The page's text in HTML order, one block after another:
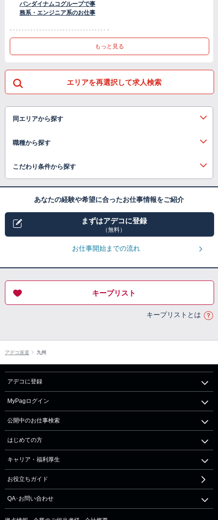
バンダイナムコグループで事
務系・エンジニア系のお仕事
もっと見る
エリアを再選択して求人検索
同エリアから探す
職種から探す
こだわり条件から探す
あなたの経験や希望に合ったお仕事情報をご紹介
まずはアデコに登録
（無料）
お仕事開始までの流れ
キープリスト
キープリストとは
アデコ派遣 九州
アデコに登録
MyPagログイン
公開中のお仕事検索
はじめての方
キャリア・福利厚生
お役立ちガイド
QA･お問い合わせ